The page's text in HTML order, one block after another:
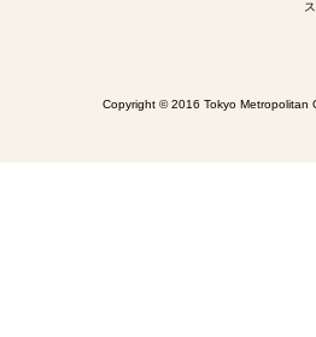
Copyright © 2016 Tokyo Metropolitan